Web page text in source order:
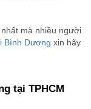
mà nhiều người
Bình Dương xin hãy
tại TPHCM